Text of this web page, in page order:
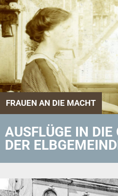
FRAUEN AN DIE MACHT
AUSFLÜGE IN DIE
DER